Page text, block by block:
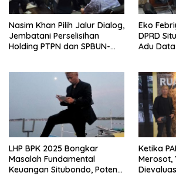
Nasim Khan Pilih Jalur Dialog,
Jembatani Perselisihan
Holding PTPN dan SPBUN-
Eko
DPRD
Adu Data
LHP BPK 2025 Bongkar
Masalah Fundamental
Keuangan Situbondo, Potensi
Ketika
Merosot,